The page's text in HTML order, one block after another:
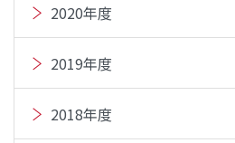
2020年度
2019年度
2018年度